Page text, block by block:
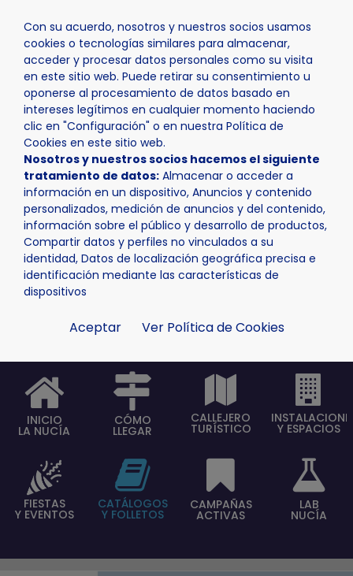
Con su acuerdo, nosotros y nuestros socios usamos
cookies o tecnologías similares para almacenar,
acceder y procesar datos personales como su visita
en este sitio web. Puede retirar su consentimiento u
oponerse al procesamiento de datos basado en
intereses legítimos en cualquier momento haciendo
clic en "Configuración" o en nuestra Política de
Cookies en este sitio web.
Nosotros y nuestros socios hacemos el siguiente
tratamiento de datos: Almacenar o acceder a
información en un dispositivo, Anuncios y contenido
personalizados, medición de anuncios y del contenido,
información sobre el público y desarrollo de productos,
Compartir datos y perfiles no vinculados a su
identidad, Datos de localización geográfica precisa e
identificación mediante las características de
dispositivos
Aceptar Ver Política de Cookies
Inicio La Nucía Catálogos y Folletos
INICIO
LA NUCÍA
CÓMO
LLEGAR
CALLEJERO
TURÍSTICO Y ESPACIOS
FIESTAS
Y EVENTOS
CATÁLOGOS
Y FOLLETOS
CAMPAÑAS
ACTIVAS
LAB
NUCÍA